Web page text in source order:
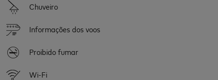
Chuveiro
Informações dos voos
Proibido fumar
Wi-Fi